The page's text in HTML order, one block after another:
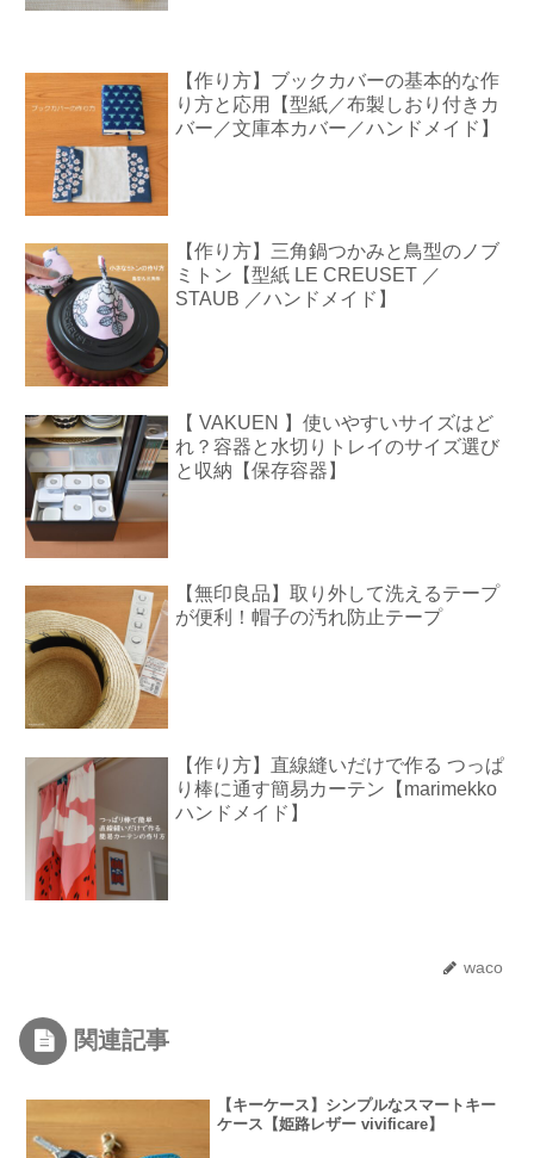
【作り方】ブックカバーの基本的な作
り方と応用【型紙／布製しおり付きカ
バー／文庫本カバー／ハンドメイド】
【作り方】三角鍋つかみと鳥型のノブ
ミトン【型紙 LE CREUSET ／
STAUB ／ハンドメイド】
【 VAKUEN 】使いやすいサイズはど
れ？容器と水切りトレイのサイズ選び
と収納【保存容器】
【無印良品】取り外して洗えるテープ
が便利！帽子の汚れ防止テープ
【作り方】直線縫いだけで作る つっぱ
り棒に通す簡易カーテン【marimekko
ハンドメイド】
waco
関連記事
【キーケース】シンプルなスマートキー
ケース【姫路レザー vivificare】